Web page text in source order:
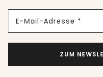
E-Mail-Adresse *
ZUM